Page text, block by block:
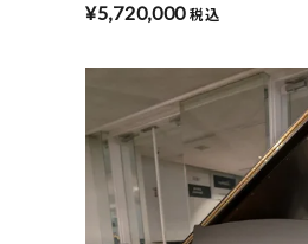
¥5,720,000 税込